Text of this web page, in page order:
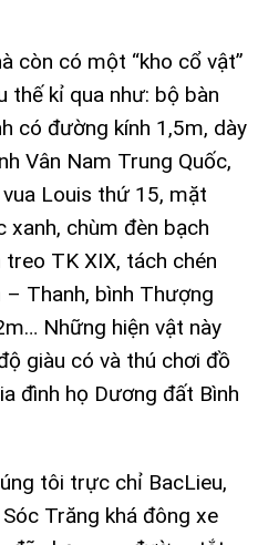
còn có một “kho cổ vật”
thế kỉ qua như: bộ bàn
có đường kính 1,5m, dày
Vân Nam Trung Quốc,
Louis thứ 15, mặt
xanh, chùm đèn bạch
TK XIX, tách chén
Thanh, bình Thượng
Những hiện vật này
giàu có và thú chơi đồ
đình họ Dương đất Bình
tôi trực chỉ BacLieu,
Trăng khá đông xe